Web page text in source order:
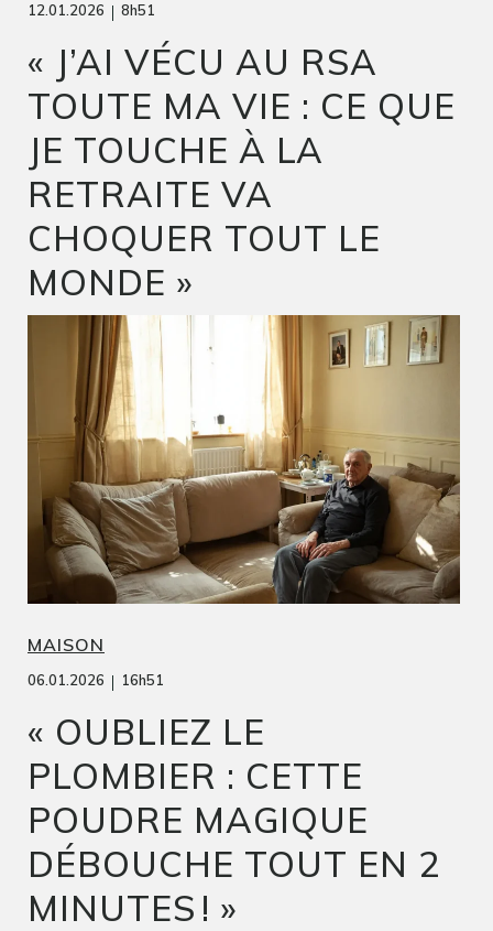
12.01.2026 | 8h51
« J’AI VÉCU AU RSA
TOUTE MA VIE : CE QUE
JE TOUCHE À LA
RETRAITE VA
CHOQUER TOUT LE
MONDE »
MAISON
06.01.2026 | 16h51
« OUBLIEZ LE
PLOMBIER : CETTE
POUDRE MAGIQUE
DÉBOUCHE TOUT EN 2
MINUTES ! »